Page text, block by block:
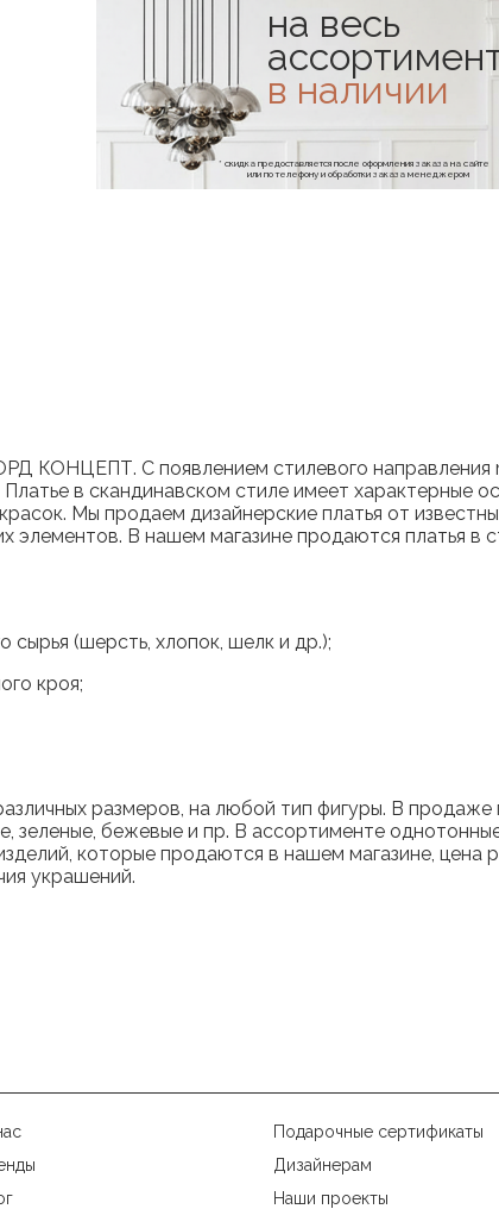
КОНЦЕПТ. С появлением стилевого направления
в скандинавском стиле имеет характерные
Мы продаем дизайнерские платья от
элементов. В нашем магазине продаются платья в
(шерсть, хлопок, шелк и др.);
кроя;
размеров, на любой тип фигуры. В продаже
зеленые, бежевые и пр. В ассортименте
которые продаются в нашем магазине, цена
украшений.
на весь
в наличии
* скидка предоставляется после оформления заказа на сайте
или по телефону и обработки заказа менеджером
Подарочные сертификаты
Дизайнерам
Наши проекты